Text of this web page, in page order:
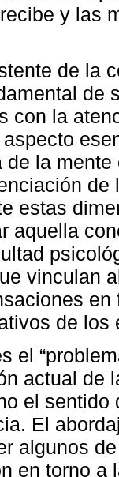
y las
de la
de
con la
de la
estas
aquella
vinculan
de los
el
actual de
el
El
algunos
en torno a